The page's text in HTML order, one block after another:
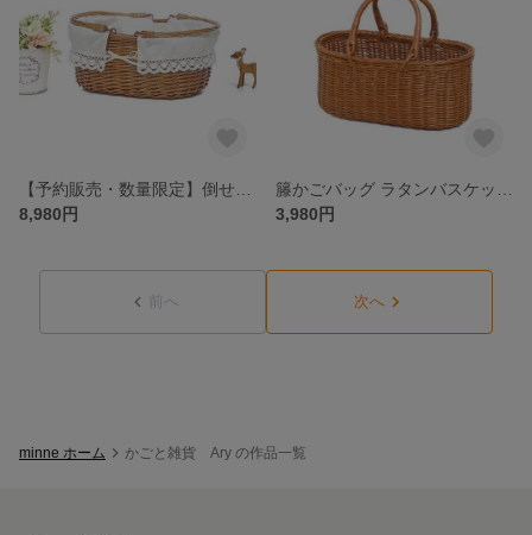
8,980円
3,980円
前へ 次へ
minne ホーム かごと雑貨 Ary の作品一覧